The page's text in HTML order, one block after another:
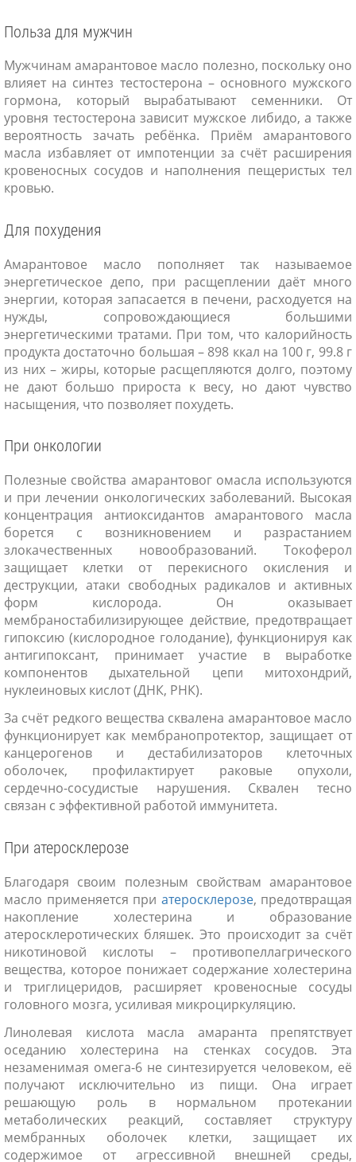
Польза для мужчин
Мужчинам амарантовое масло полезно, поскольку оно
влияет на синтез тестостерона – основного мужского
гормона, который вырабатывают семенники. От
уровня тестостерона зависит мужское либидо, а также
вероятность зачать ребёнка. Приём амарантового
масла избавляет от импотенции за счёт расширения
кровеносных сосудов и наполнения пещеристых тел
кровью.
Для похудения
Амарантовое масло пополняет так называемое
энергетическое депо, при расщеплении даёт много
энергии, которая запасается в печени, расходуется на
нужды, сопровождающиеся большими
энергетическими тратами. При том, что калорийность
продукта достаточно большая – 898 ккал на 100 г, 99.8 г
из них – жиры, которые расщепляются долго, поэтому
не дают большо прироста к весу, но дают чувство
насыщения, что позволяет похудеть.
При онкологии
Полезные свойства амарантовог омасла используются
и при лечении онкологических заболеваний. Высокая
концентрация антиоксидантов амарантового масла
борется с возникновением и разрастанием
злокачественных новообразований. Токоферол
защищает клетки от перекисного окисления и
деструкции, атаки свободных радикалов и активных
форм кислорода. Он оказывает
мембраностабилизирующее действие, предотвращает
гипоксию (кислородное голодание), функционируя как
антигипоксант, принимает участие в выработке
компонентов дыхательной цепи митохондрий,
нуклеиновых кислот (ДНК, РНК).
За счёт редкого вещества сквалена амарантовое масло
функционирует как мембранопротектор, защищает от
канцерогенов и дестабилизаторов клеточных
оболочек, профилактирует раковые опухоли,
сердечно-сосудистые нарушения. Сквален тесно
связан с эффективной работой иммунитета.
При атеросклерозе
Благодаря своим полезным свойствам амарантовое
масло применяется при атеросклерозе, предотвращая
накопление холестерина и образование
атеросклеротических бляшек. Это происходит за счёт
никотиновой кислоты – противопеллагрического
вещества, которое понижает содержание холестерина
и триглицеридов, расширяет кровеносные сосуды
головного мозга, усиливая микроциркуляцию.
Линолевая кислота масла амаранта препятствует
оседанию холестерина на стенках сосудов. Эта
незаменимая омега-6 не синтезируется человеком, её
получают исключительно из пищи. Она играет
решающую роль в нормальном протекании
метаболических реакций, составляет структуру
мембранных оболочек клетки, защищает их
содержимое от агрессивной внешней среды,